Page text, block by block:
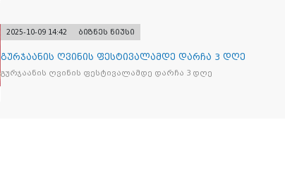
2025-10-09 14:42 ბიზნეს ნიუსი
გურჯაანის ღვინის ფესტივალამდე დარჩა 3 დღე
გურჯაანის ღვინის ფესტივალამდე დარჩა 3 დღე